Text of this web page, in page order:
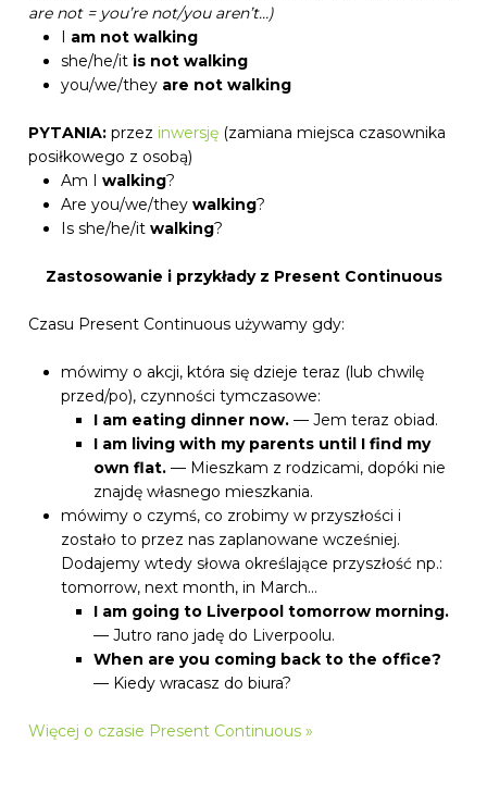
are not = you’re not/you aren’t…)
I am not walking
she/he/it is not walking
you/we/they are not walking
PYTANIA: przez inwersję (zamiana miejsca czasownika
posiłkowego z osobą)
Am I walking?
Are you/we/they walking?
Is she/he/it walking?
Zastosowanie i przykłady z Present Continuous
Czasu Present Continuous używamy gdy:
mówimy o akcji, która się dzieje teraz (lub chwilę
przed/po), czynności tymczasowe:
I am eating dinner now. — Jem teraz obiad.
I am living with my parents until I find my
own flat. — Mieszkam z rodzicami, dopóki nie
znajdę własnego mieszkania.
mówimy o czymś, co zrobimy w przyszłości i
zostało to przez nas zaplanowane wcześniej.
Dodajemy wtedy słowa określające przyszłość np.:
tomorrow, next month, in March…
I am going to Liverpool tomorrow morning.
— Jutro rano jadę do Liverpoolu.
When are you coming back to the office?
— Kiedy wracasz do biura?
Więcej o czasie Present Continuous »